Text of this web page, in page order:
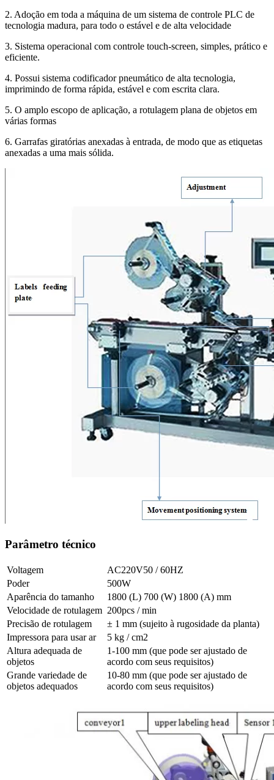
2. Adoção em toda a máquina de um sistema de controle PLC de
tecnologia madura, para todo o estável e de alta velocidade
3. Sistema operacional com controle touch-screen, simples, prático e
eficiente.
4. Possui sistema codificador pneumático de alta tecnologia,
imprimindo de forma rápida, estável e com escrita clara.
5. O amplo escopo de aplicação, a rotulagem plana de objetos em
várias formas
6. Garrafas giratórias anexadas à entrada, de modo que as etiquetas
anexadas a uma mais sólida.
Parâmetro técnico
Voltagem
AC220V50 / 60HZ
Poder
500W
Aparência do tamanho
1800 (L) 700 (W) 1800 (A) mm
Velocidade de rotulagem 200pcs / min
Precisão de rotulagem
± 1 mm (sujeito à rugosidade da planta)
Impressora para usar ar
5 kg / cm2
Altura adequada de
objetos
1-100 mm (que pode ser ajustado de
acordo com seus requisitos)
Grande variedade de
objetos adequados
10-80 mm (que pode ser ajustado de
acordo com seus requisitos)